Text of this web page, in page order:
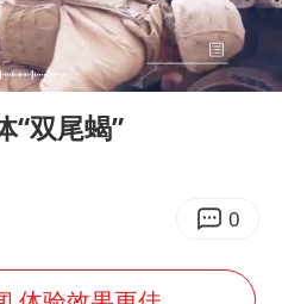
名创优品回应女子吐槽内裤质量差
上海：台风白海豚或将带来龙卷风
令驱动有色板块大涨
第一杯奶茶到底有多火
07:52
“双尾蝎”
0